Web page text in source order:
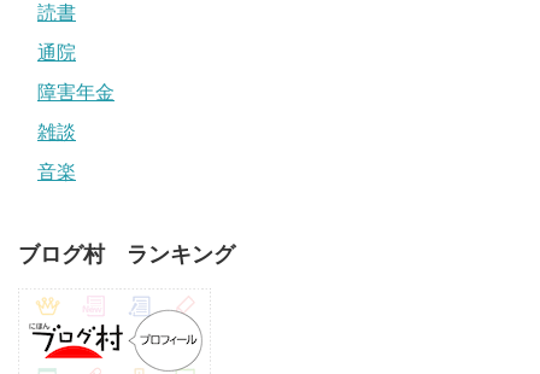
読書
通院
障害年金
雑談
音楽
ブログ村 ランキング